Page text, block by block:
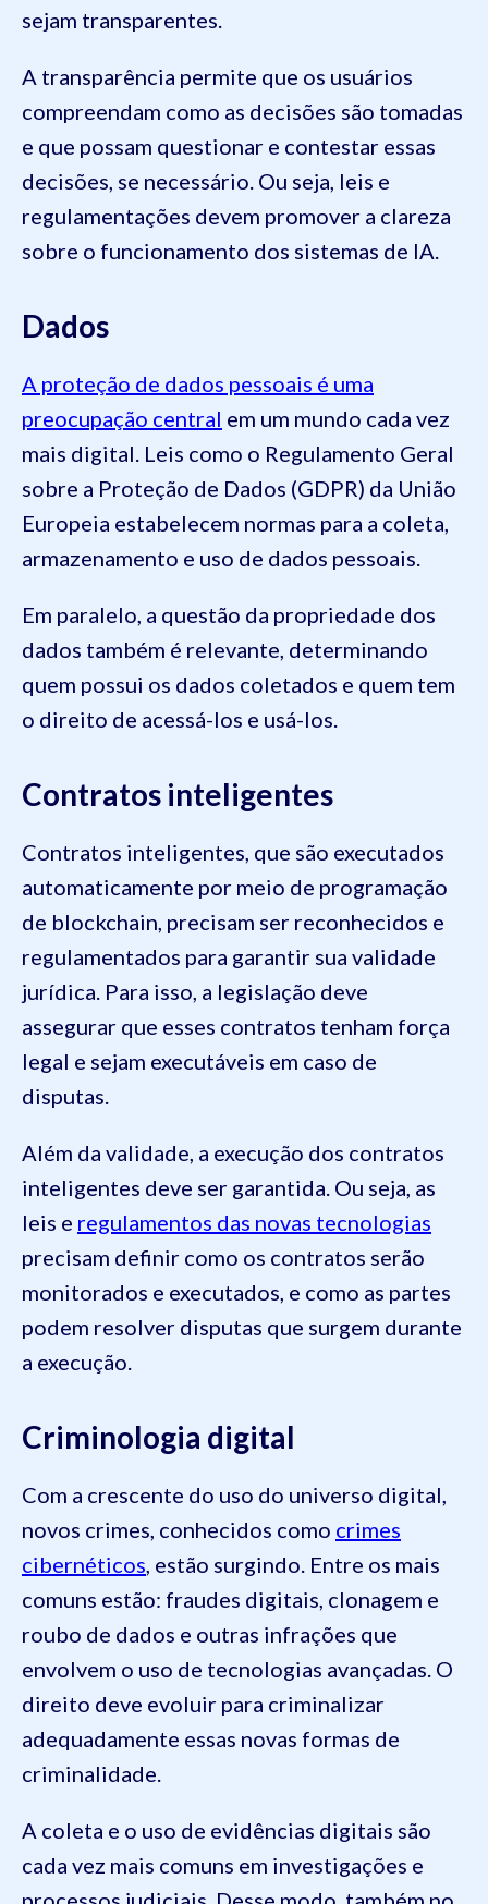
sejam transparentes.
A transparência permite que os usuários
compreendam como as decisões são tomadas
e que possam questionar e contestar essas
decisões, se necessário. Ou seja, leis e
regulamentações devem promover a clareza
sobre o funcionamento dos sistemas de IA.
Dados
A proteção de dados pessoais é uma
preocupação central em um mundo cada vez
mais digital. Leis como o Regulamento Geral
sobre a Proteção de Dados (GDPR) da União
Europeia estabelecem normas para a coleta,
armazenamento e uso de dados pessoais.
Em paralelo, a questão da propriedade dos
dados também é relevante, determinando
quem possui os dados coletados e quem tem
o direito de acessá-los e usá-los.
Contratos inteligentes
Contratos inteligentes, que são executados
automaticamente por meio de programação
de blockchain, precisam ser reconhecidos e
regulamentados para garantir sua validade
jurídica. Para isso, a legislação deve
assegurar que esses contratos tenham força
legal e sejam executáveis em caso de
disputas.
Além da validade, a execução dos contratos
inteligentes deve ser garantida. Ou seja, as
leis e regulamentos das novas tecnologias
precisam definir como os contratos serão
monitorados e executados, e como as partes
podem resolver disputas que surgem durante
a execução.
Criminologia digital
Com a crescente do uso do universo digital,
novos crimes, conhecidos como crimes
cibernéticos, estão surgindo. Entre os mais
comuns estão: fraudes digitais, clonagem e
roubo de dados e outras infrações que
envolvem o uso de tecnologias avançadas. O
direito deve evoluir para criminalizar
adequadamente essas novas formas de
criminalidade.
A coleta e o uso de evidências digitais são
cada vez mais comuns em investigações e